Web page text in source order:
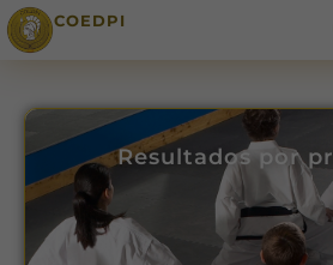
COEDPI
Resultados por